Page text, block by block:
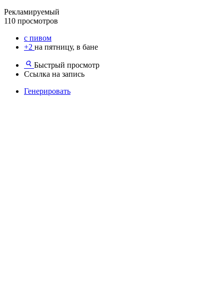
Рекламируемый
110 просмотров
с пивом
+2 на пятницу, в бане
Быстрый просмотр
Ссылка на запись
Генерировать